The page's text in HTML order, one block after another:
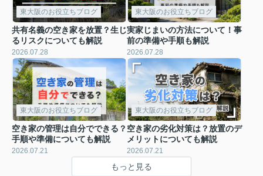
東大阪のお役立ちブログ
共有名義の空き家を放置？生じ
るリスクについても解説
2026.07.28
東大阪のお役立ちブログ
実家じまいの方法について！事
前の準備や手順も解説
2026.07.28
東大阪のお役立ちブログ
空き家の管理は自分でできる？
手順や準備についても解説
2026.07.21
東大阪のお役立ちブログ
空き家の劣化対策は？放置のデ
メリットについても解説
2026.07.21
もっと見る